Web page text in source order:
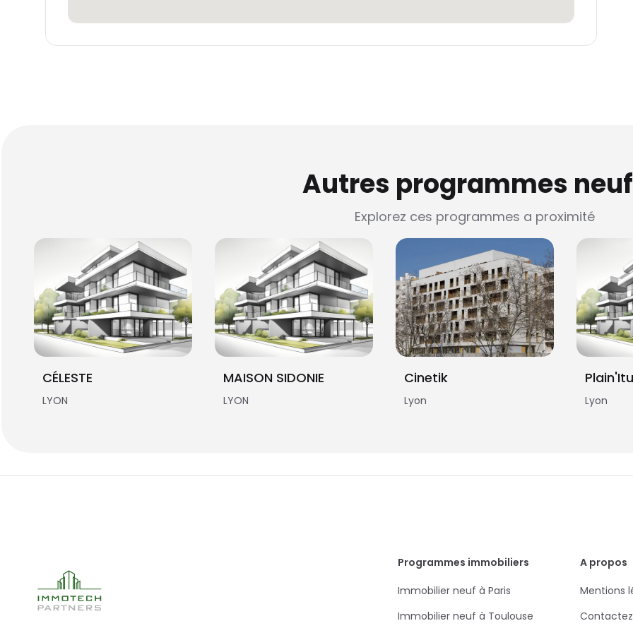
Autres programmes
Explorez ces programmes a proximité
CÉLESTE
LYON
MAISON SIDONIE
LYON
Cinetik
Lyon Lyon
Programmes immobiliers
Immobilier neuf à Paris
Immobilier neuf à Toulouse
A propos
Mentions